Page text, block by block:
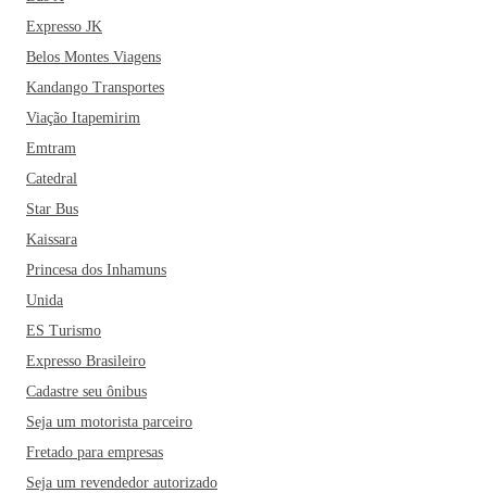
Expresso JK
Belos Montes Viagens
Kandango Transportes
Viação Itapemirim
Emtram
Catedral
Star Bus
Kaissara
Princesa dos Inhamuns
Unida
ES Turismo
Expresso Brasileiro
Cadastre seu ônibus
Seja um motorista parceiro
Fretado para empresas
Seja um revendedor autorizado